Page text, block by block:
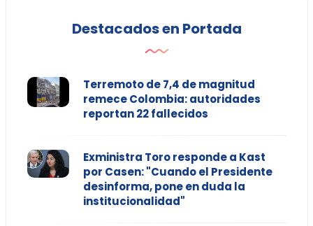
Destacados en Portada
Terremoto de 7,4 de magnitud
remece Colombia: autoridades
reportan 22 fallecidos
Exministra Toro responde a Kast
por Casen: "Cuando el Presidente
desinforma, pone en duda la
institucionalidad"